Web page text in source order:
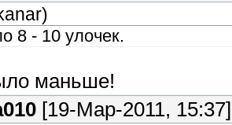
)
8 - 10 улочек.
маньше!
[19-Мар-2011, 15:37]